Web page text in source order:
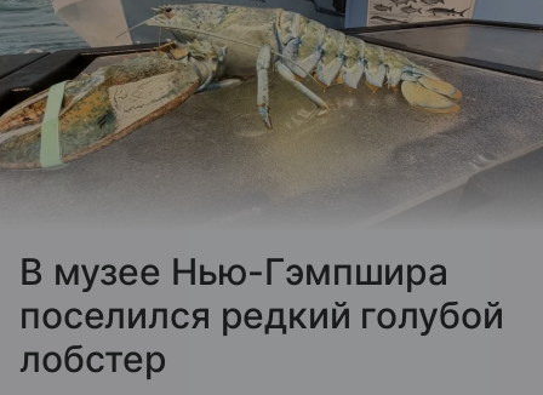
В музее Нью-Гэмпшира
поселился редкий голубой
лобстер